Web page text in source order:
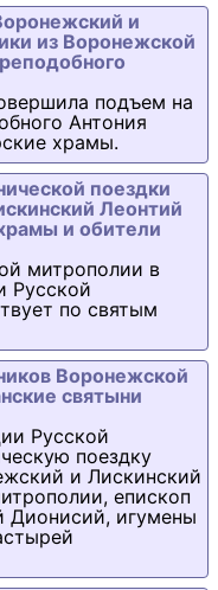
и
из Воронежской
подъем на
Антония
храмы.
поездки
Леонтий
и обители
митрополии в
Русской
по святым
Воронежской
святыни
Русской
поездку
и Лискинский
епископ
Дионисий, игумены